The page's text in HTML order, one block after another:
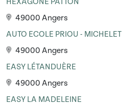
49000 Angers
AUTO ECOLE PRIOU - MICHELET
49000 Angers
EASY LÉTANDUÈRE
49000 Angers
EASY LA MADELEINE